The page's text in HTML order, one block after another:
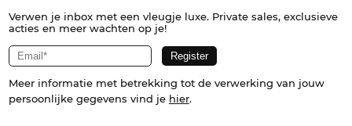
Verwen je inbox met een vleugje luxe. Private sales, exclusieve
acties en meer wachten op je!
Meer informatie met betrekking tot de verwerking van jouw
persoonlijke gegevens vind je hier.